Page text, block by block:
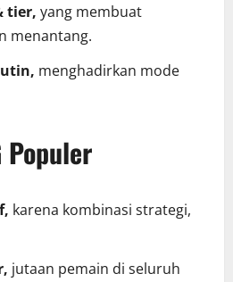
tier, yang membuat
menantang.
menghadirkan mode
Populer
karena kombinasi strategi,
jutaan pemain di seluruh